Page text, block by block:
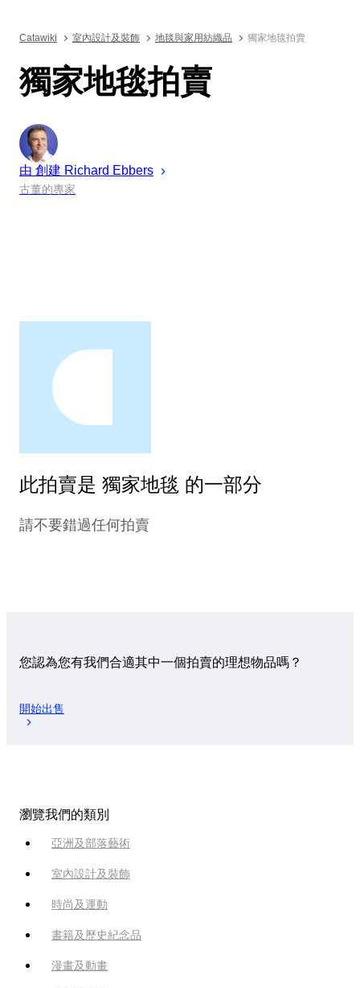
Catawiki 室內設計及裝飾 地毯與家用紡織品 獨家地毯拍賣
獨家地毯拍賣
由 創建 Richard Ebbers
古董的專家
此拍賣是 獨家地毯 的一部分
請不要錯過任何拍賣
您認為您有我們合適其中一個拍賣的理想物品嗎？
開始出售
瀏覽我們的類別
亞洲及部落藝術
室內設計及裝飾
時尚及運動
書籍及歷史紀念品
漫畫及動畫